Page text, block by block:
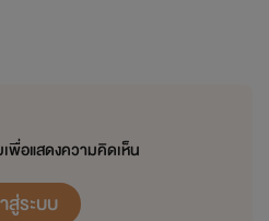
พื่อแสดงความคิดเห็น
สู่ระบบ